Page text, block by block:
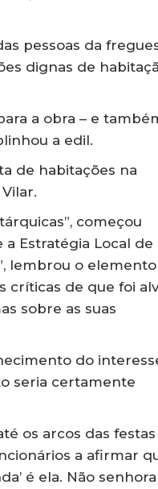
pessoas da
dignas de
a obra – e
a edil.
de habitações na
começou
Estratégia Local de
lembrou o elemento
críticas de que foi
sobre as suas
do
seria certamente
os arcos das festas
a afirmar
é ela. Não senhora